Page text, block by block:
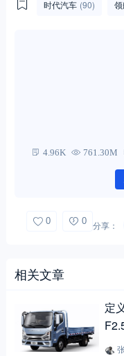
时代汽车 (90)
4.96K 761.30M
0 0 分享：
相关文章
定
点